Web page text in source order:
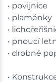
• povijnice
• plaménky
•
• pnoucí
• drobné
•